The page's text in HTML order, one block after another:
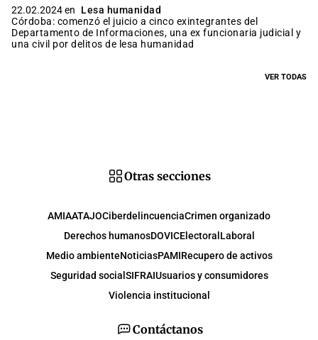
22.02.2024 en
Lesa humanidad
Córdoba: comenzó el juicio a cinco exintegrantes del
Departamento de Informaciones, una ex funcionaria judicial y
una civil por delitos de lesa humanidad
VER TODAS
Contáctanos
Otras secciones
AMIAATAJOCiberdelincuenciaCrimen organizado
Derechos humanosDOVICElectoral Laboral
Medio ambienteNoticiasPAMIRecupero de activos
Seguridad social SIFRAIUsuarios y consumidores
Violencia institucional